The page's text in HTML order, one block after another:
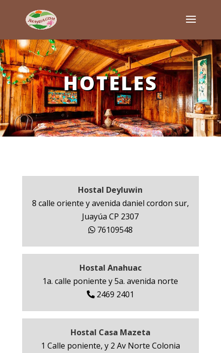
HOTELES
Hostal Deyluwin
8 calle oriente y avenida daniel cordon sur,
Juayúa CP 2307
76109548
Hostal Anahuac
1a. calle poniente y 5a. avenida norte
2469 2401
Hostal Casa Mazeta
1 Calle poniente, y 2 Av Norte Colonia